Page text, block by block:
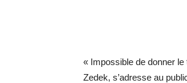
« Impossible de donner
Zedek, s’adresse au